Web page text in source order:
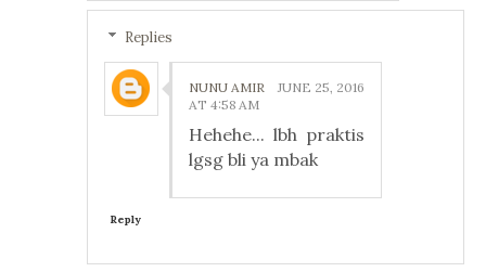
Replies
NUNU AMIR
JUNE 25, 2016
AT 4:58 AM
Hehehe... lbh praktis
lgsg bli ya mbak
Reply